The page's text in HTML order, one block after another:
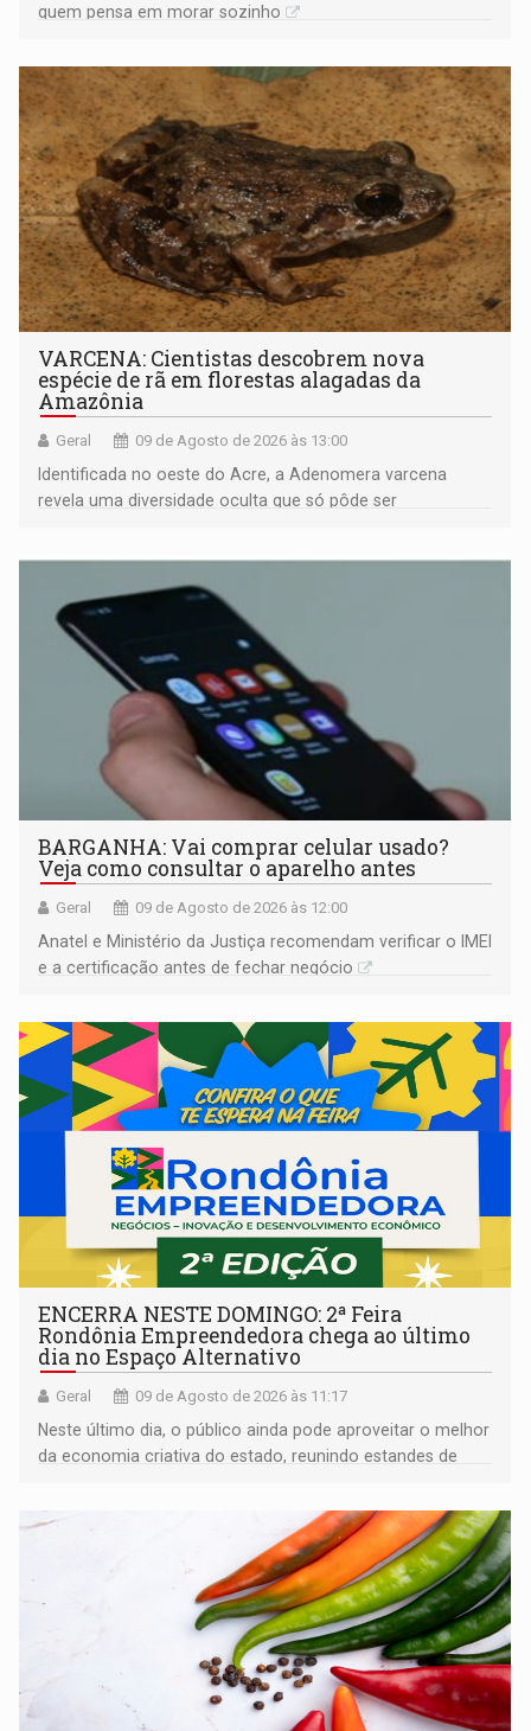
quem pensa em morar sozinho
VARCENA: Cientistas descobrem nova
espécie de rã em florestas alagadas da
Amazônia
Geral 09 de Agosto de 2026 às 13:00
Identificada no oeste do Acre, a Adenomera varcena
revela uma diversidade oculta que só pôde ser
BARGANHA: Vai comprar celular usado?
Veja como consultar o aparelho antes
Geral 09 de Agosto de 2026 às 12:00
Anatel e Ministério da Justiça recomendam verificar o IMEI
e a certificação antes de fechar negócio
ENCERRA NESTE DOMINGO: 2ª Feira
Rondônia Empreendedora chega ao último
dia no Espaço Alternativo
Geral 09 de Agosto de 2026 às 11:17
Neste último dia, o público ainda pode aproveitar o melhor
da economia criativa do estado, reunindo estandes de